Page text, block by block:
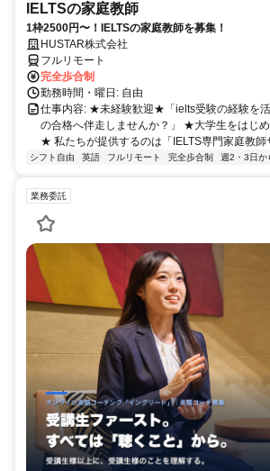
IELTSの家庭教師
1枠2500円〜！IELTSの家庭教師を募集！
HUSTAR株式会社
フルリモート
完全歩合制
勤務時間・曜日: 自由
仕事内容: ★未経験歓迎★「ielts受験の経験を
の合格へ伴走しませんか？」 ★大学生をはじめ
★ 私たちが提供するのは「IELTS専門家庭教師
シフト自由 英語 フルリモート 完全歩合制 週2・3日か
業務委託